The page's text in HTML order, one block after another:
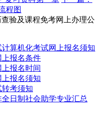
程图
验及课程免考网上办理公
算机化考试网上报名须知
上报名条件
上报名时间
上报名须知
转考须知
日制社会助学专业汇总